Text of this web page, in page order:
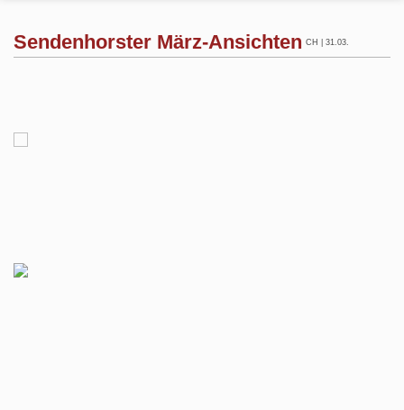
Sendenhorster März-Ansichten CH | 31.03.